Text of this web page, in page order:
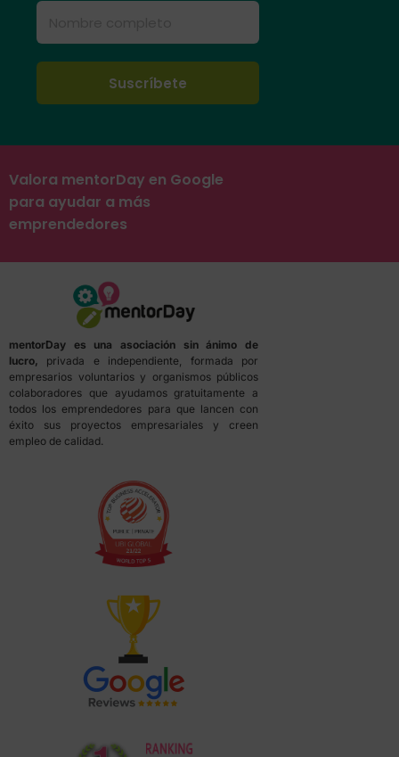
Valora mentorDay en Google
para ayudar a más
emprendedores
mentorDay es una asociación sin ánimo de
lucro, privada e independiente, formada por
empresarios voluntarios y organismos públicos
colaboradores que ayudamos gratuitamente a
todos los emprendedores para que lancen con
éxito sus proyectos empresariales y creen
empleo de calidad.